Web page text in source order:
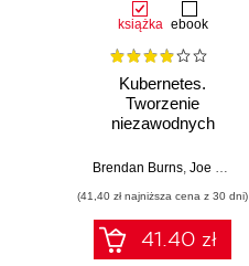
książka ebook
Kubernetes.
Tworzenie
niezawodnych
rozproszonych.
Brendan Burns Joe Beda
(41,40 zł najniższa cena z 30 dni)
41.40 zł